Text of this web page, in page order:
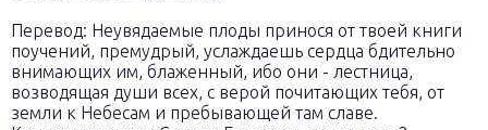
Перевод: Неувядаемые плоды принося от твоей книги
поучений, премудрый, услаждаешь сердца бдительно
внимающих им, блаженный, ибо они - лестница,
возводящая души всех, с верой почитающих тебя, от
земли к Небесам и пребывающей там славе.